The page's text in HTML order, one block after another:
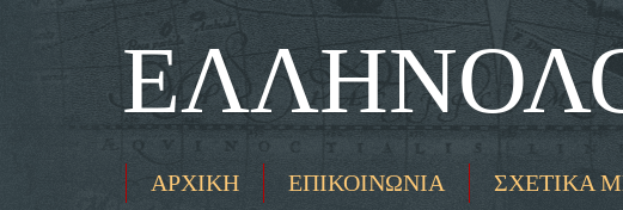
ΑΡΧΙΚΗ ΕΠΙΚΟΙΝΩΝΙΑ ΣΧΕΤΙΚΑ